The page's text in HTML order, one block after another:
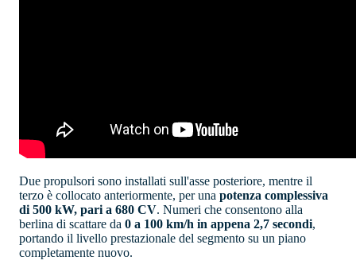
Due propulsori sono installati sull'asse posteriore, mentre il
terzo è collocato anteriormente, per una potenza complessiva
di 500 kW, pari a 680 CV. Numeri che consentono alla
berlina di scattare da 0 a 100 km/h in appena 2,7 secondi,
portando il livello prestazionale del segmento su un piano
completamente nuovo.